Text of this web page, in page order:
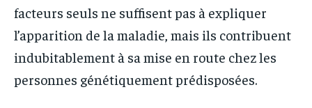
facteurs seuls ne suffisent pas à expliquer
l’apparition de la maladie, mais ils contribuent
indubitablement à sa mise en route chez les
personnes génétiquement prédisposées.